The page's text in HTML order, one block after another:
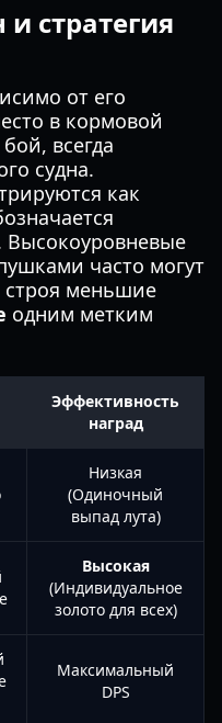
стратегия
от его
в кормовой
всегда
судна.
как
часто могут
строя меньшие
одним метким
Эффективность
наград
Низкая
(Одиночный
выпад лута)
Высокая
(Индивидуальное
золото для всех)
Максимальный
DPS